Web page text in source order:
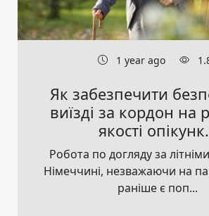
1 year ago
Як забезпечити
виїзді за кордон на
якості
Робота по догляду за
Німеччині, незважаючи на
раніше є поп...